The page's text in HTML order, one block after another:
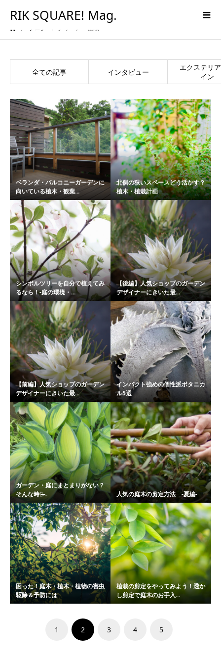
RIK SQUARE! Mag.
ブログ グリーン・植栽
全ての記事 インタビュー
エクステリ
イン
ベランダ・バルコニーガーデンに
向いている植木・観葉...
北側の狭いスペースどう活かす？
植木・植栽計画
シンボルツリーを自分で植えてみ
るなら！-庭の環境・...
【後編】人気ショップのガーデン
デザイナーにきいた最...
【前編】人気ショップのガーデン
デザイナーにきいた最...
インパクト強めの個性派ボタニカ
ル5選
ガーデン・庭にまとまりがない？
そんな時は̶...
人気の庭木の剪定方法 -夏編-
困った！庭木・植木・植物の害虫
駆除＆予防には
植栽の剪定をやってみよう！透か
し剪定で庭木のお手入...
1 2 3 4 5